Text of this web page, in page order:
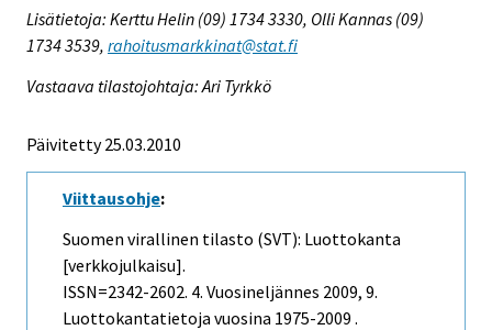
Lisätietoja: Kerttu Helin (09) 1734 3330, Olli Kannas (09)
1734 3539, rahoitusmarkkinat@stat.fi
Vastaava tilastojohtaja: Ari Tyrkkö
Päivitetty 25.03.2010
Viittausohje:
Suomen virallinen tilasto (SVT): Luottokanta
[verkkojulkaisu].
ISSN=2342-2602. 4. Vuosineljännes 2009, 9.
Luottokantatietoja vuosina 1975-2009 .